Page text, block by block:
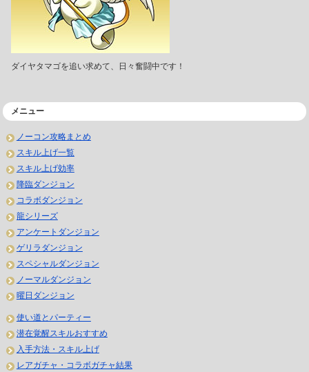
ダイヤタマゴを追い求めて、日々奮闘中です！
メニュー
ノーコン攻略まとめ
スキル上げ一覧
スキル上げ効率
降臨ダンジョン
コラボダンジョン
龍シリーズ
アンケートダンジョン
ゲリラダンジョン
スペシャルダンジョン
ノーマルダンジョン
曜日ダンジョン
使い道とパーティー
潜在覚醒スキルおすすめ
入手方法・スキル上げ
レアガチャ・コラボガチャ結果